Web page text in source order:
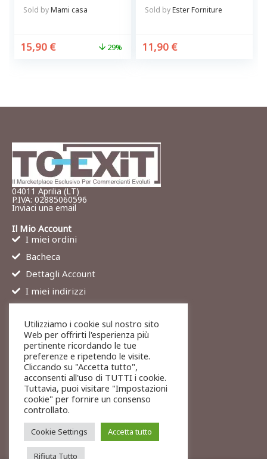
Sold byMami casa
15,90 € 29%
Sold byEster Forniture
11,90 €
04011 Aprilia (LT)
P.IVA: 02885060596
Inviaci una email
Il Mio Account
I miei ordini
Bacheca
Dettagli Account
I miei indirizzi
Chi siamo
Services
Blog
Contatti
Legali
Termini di servizio
Resi e rimborsi
Utilizziamo i cookie sul nostro sito
Web per offrirti l'esperienza più
pertinente ricordando le tue
preferenze e ripetendo le visite.
Cliccando su "Accetta tutto",
acconsenti all'uso di TUTTI i cookie.
Tuttavia, puoi visitare "Impostazioni
cookie" per fornire un consenso
controllato.
Cookie Settings Accetta tutto
Rifiuta Tutto